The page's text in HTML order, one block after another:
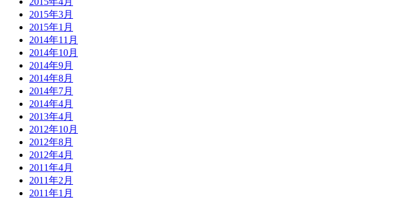
2015年3月
2015年1月
2014年11月
2014年10月
2014年9月
2014年8月
2014年7月
2014年4月
2013年4月
2012年10月
2012年8月
2012年4月
2011年4月
2011年2月
2011年1月